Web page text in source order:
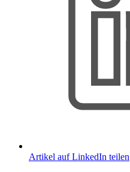
Artikel auf LinkedIn teilen